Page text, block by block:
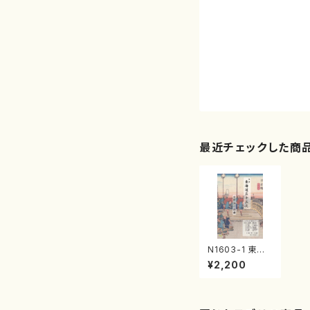
最近チェックした商
N1603-1 東海
道五十三次（三，
箏，17，尺/中村
¥2,200